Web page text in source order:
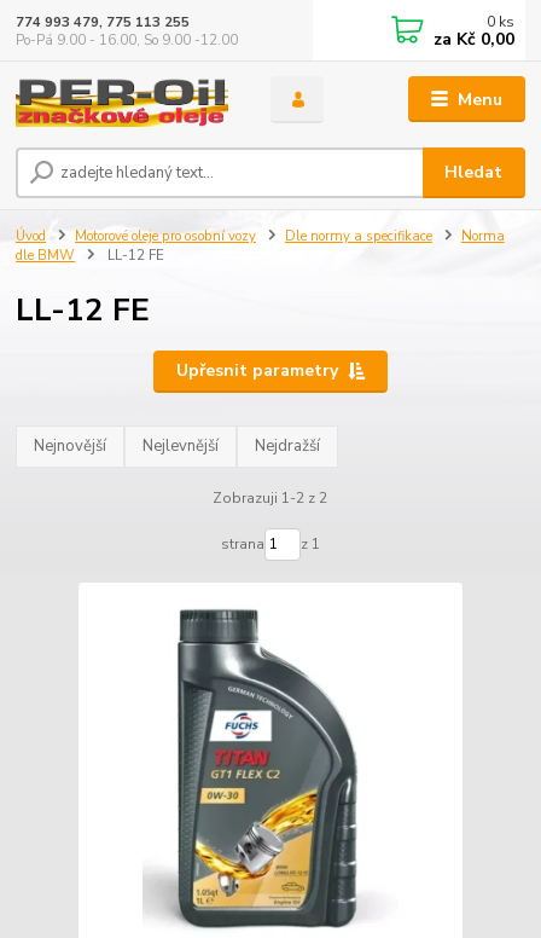
Menu
Hledat
774 993 479, 775 113 255
Po-Pá 9.00 - 16.00, So 9.00 -12.00
0 ks
za Kč 0,00
Úvod Motorové oleje pro osobní vozy Dle normy a specifikace
Norma
dle BMW
LL-12 FE
LL-12 FE
Upřesnit parametry
Nejnovější Nejlevnější Nejdražší
Zobrazuji 1-2 z 2
strana z 1